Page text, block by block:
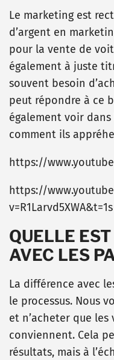
Le marketing est
d’argent en
pour la vente de
également à juste
souvent besoin
peut répondre à ce
également voir
comment ils
https://
https://
v=R1Larvd5XWA&t=1s
QUELLE
AVEC LES
La différence avec
le processus. Nous
et n’acheter que
conviennent. Cela
résultats, mais à